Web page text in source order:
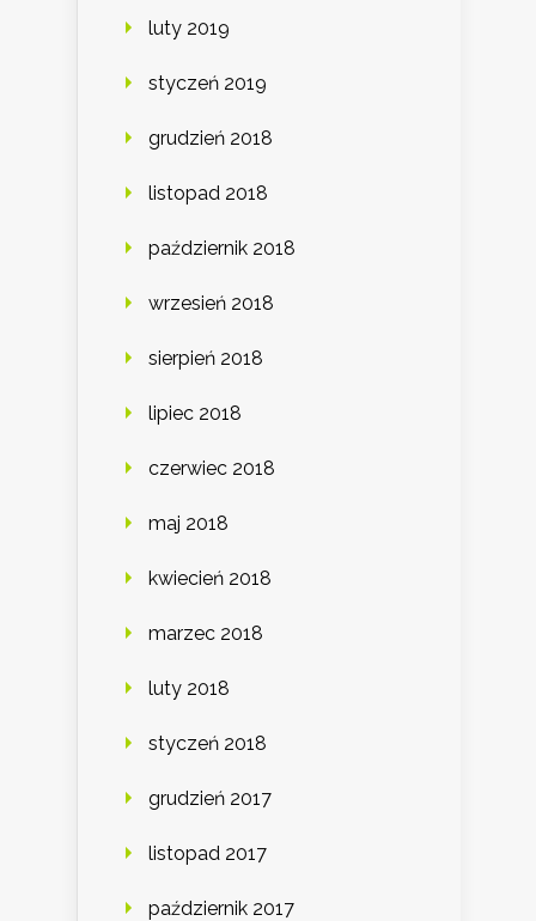
luty 2019
styczeń 2019
grudzień 2018
listopad 2018
październik 2018
wrzesień 2018
sierpień 2018
lipiec 2018
czerwiec 2018
maj 2018
kwiecień 2018
marzec 2018
luty 2018
styczeń 2018
grudzień 2017
listopad 2017
październik 2017